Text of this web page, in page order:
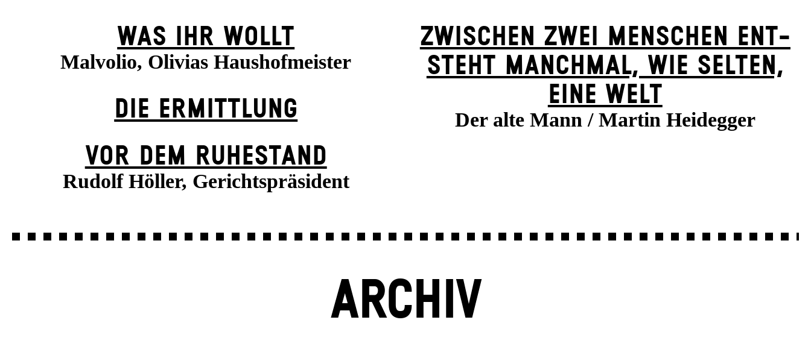
WAS IHR WOLLT
Malvolio, Olivias Haushofmeister
DIE ERMITTLUNG
VOR DEM RUHESTAND
Rudolf Höller, Gerichtspräsident
ZWISCHEN ZWEI MENSCHEN ENT­
STEHT MANCH­MAL, WIE SELTEN,
EINE WELT
Der alte Mann / Martin Heidegger
ARCHIV